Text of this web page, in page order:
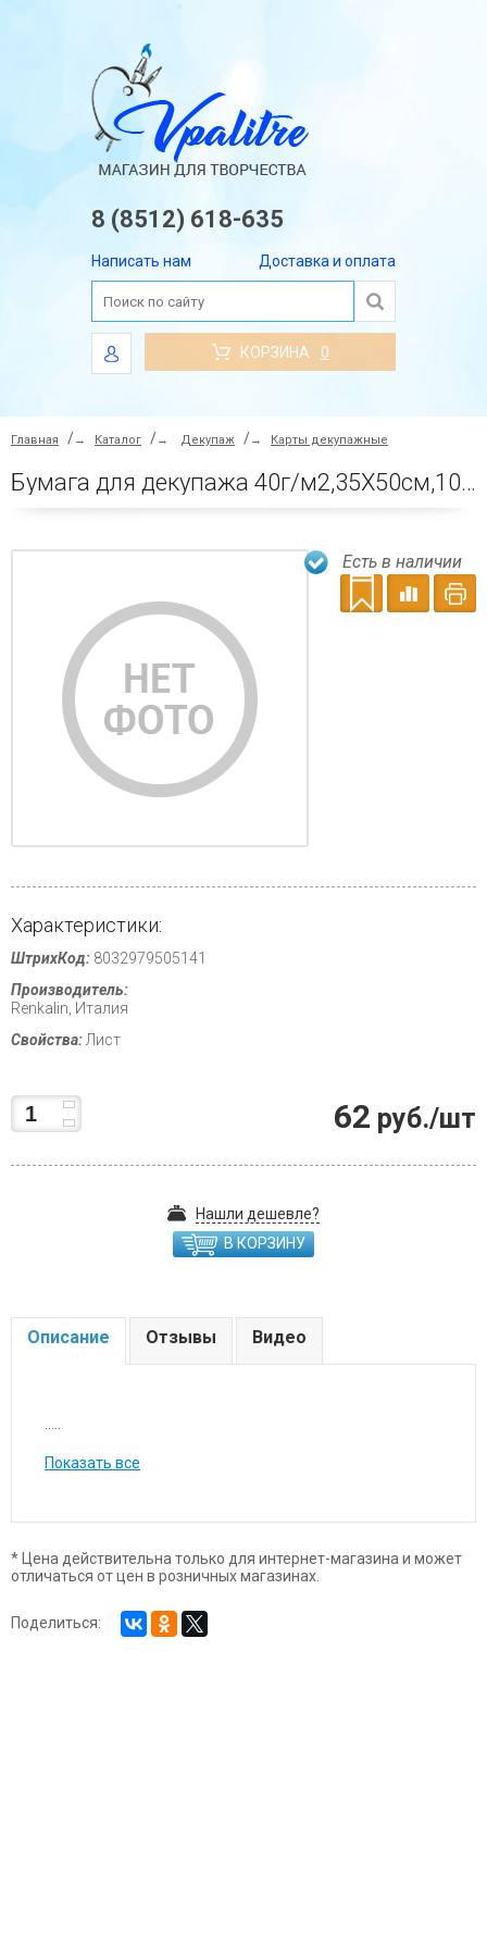
8 (8512) 618-635
Написать нам Доставка и оплата
КОРЗИНА 0
Главная → Каталог → Декупаж → Карты декупажные
Бумага для декупажа 40г/м2,35X50см,10л/уп, Уютный дом
Есть в наличии
Характеристики:
ШтрихКод: 8032979505141
Производитель:
Renkalin, Италия
Свойства: Лист
62 руб./шт
Нашли дешевле?
В КОРЗИНУ
Описание Отзывы Видео
Показать все
* Цена действительна только для интернет-магазина и может
отличаться от цен в розничных магазинах.
Поделиться: